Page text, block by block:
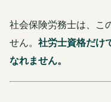
社会保険労務士は、こ
せん。 社労士資格だけ
なれません。